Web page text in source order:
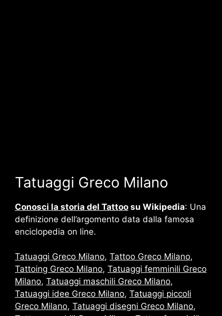
Tatuaggi Greco Milano
Conosci la storia del Tattoo su Wikipedia: Una
definizione dell’argomento data dalla famosa
enciclopedia on line.
Tatuaggi Greco Milano, Tattoo Greco Milano,
Tattoing Greco Milano, Tatuaggi femminili Greco
Milano, Tatuaggi maschili Greco Milano,
Tatuaggi idee Greco Milano, Tatuaggi piccoli
Greco Milano, Tatuaggi disegni Greco Milano,